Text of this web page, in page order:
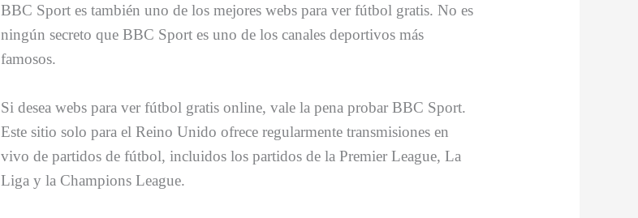
BBC Sport es también uno de los mejores webs para ver fútbol gratis. No es
ningún secreto que BBC Sport es uno de los canales deportivos más
famosos.
Si desea webs para ver fútbol gratis online, vale la pena probar BBC Sport.
Este sitio solo para el Reino Unido ofrece regularmente transmisiones en
vivo de partidos de fútbol, incluidos los partidos de la Premier League, La
Liga y la Champions League.